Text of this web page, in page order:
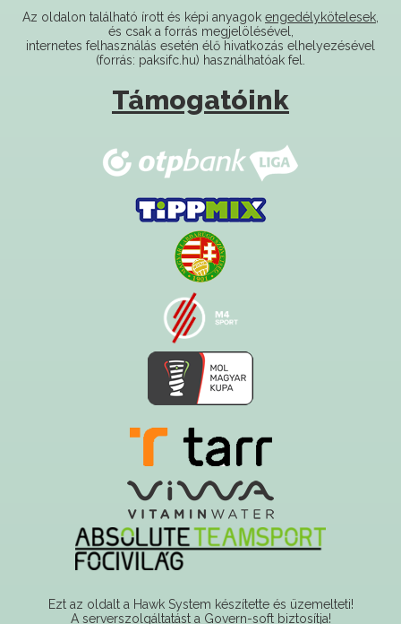
internetes felhasználás esetén élő hivatkozás elhelyezésével
(forrás: paksifc.hu) használhatóak fel.
Támogatóink
Ezt az oldalt a Hawk System készítette és üzemelteti!